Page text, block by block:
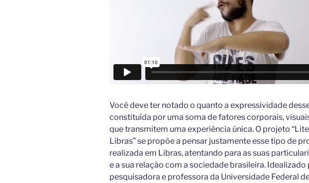
Você deve ter notado o quanto a expressividade
constituída por uma soma de fatores corporais,
que transmitem uma experiência única. O projeto
Libras” se propõe a pensar justamente esse tipo de
realizada em Libras, atentando para as suas
e a sua relação com a sociedade brasileira. Idealizado
pesquisadora e professora da Universidade Federal